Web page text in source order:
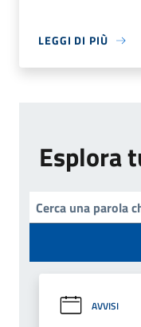
LEGGI DI PIÙ
Esplora
AVVISI